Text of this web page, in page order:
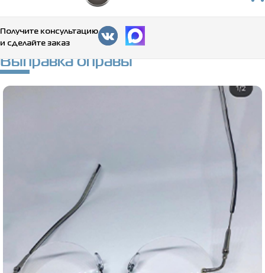
Получите консультацию
и сделайте заказ
Главная>Каталог Ремонт очков
Выправка оправы